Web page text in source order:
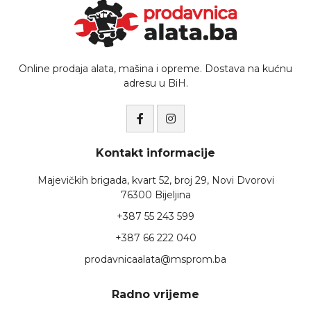
Online prodaja alata, mašina i opreme. Dostava na kućnu
adresu u BiH.
Kontakt informacije
Majevičkih brigada, kvart 52, broj 29, Novi Dvorovi
76300 Bijeljina
+387 55 243 599
+387 66 222 040
prodavnicaalata@msprom.ba
Radno vrijeme